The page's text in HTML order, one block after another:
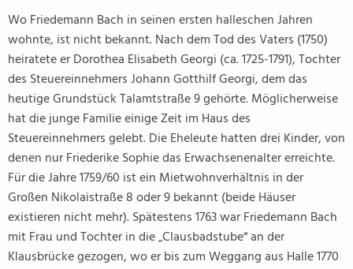
Wo Friedemann Bach in seinen ersten halleschen Jahren
wohnte, ist nicht bekannt. Nach dem Tod des Vaters (1750)
heiratete er Dorothea Elisabeth Georgi (ca. 1725-1791), Tochter
des Steuereinnehmers Johann Gotthilf Georgi, dem das
heutige Grundstück Talamtstraße 9 gehörte. Möglicherweise
hat die junge Familie einige Zeit im Haus des
Steuereinnehmers gelebt. Die Eheleute hatten drei Kinder, von
denen nur Friederike Sophie das Erwachsenenalter erreichte.
Für die Jahre 1759/60 ist ein Mietwohnverhältnis in der
Großen Nikolaistraße 8 oder 9 bekannt (beide Häuser
existieren nicht mehr). Spätestens 1763 war Friedemann Bach
mit Frau und Tochter in die „Clausbadstube“ an der
Klausbrücke gezogen, wo er bis zum Weggang aus Halle 1770